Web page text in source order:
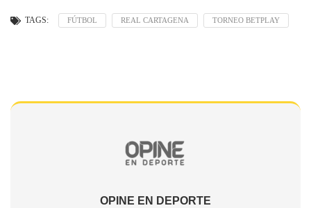
TAGS: FÚTBOL REAL CARTAGENA TORNEO BETPLAY
OPINE EN DEPORTE